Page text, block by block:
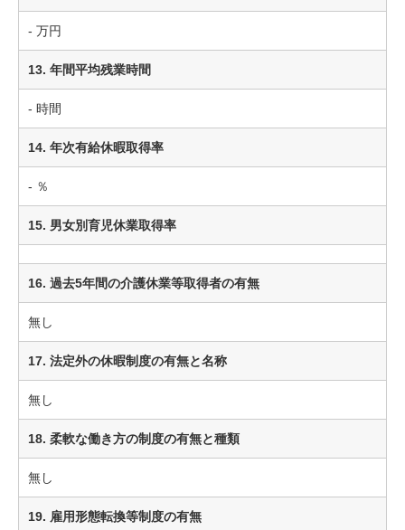
- 万円
13. 年間平均残業時間
- 時間
14. 年次有給休暇取得率
- ％
15. 男女別育児休業取得率
16. 過去5年間の介護休業等取得者の有無
無し
17. 法定外の休暇制度の有無と名称
無し
18. 柔軟な働き方の制度の有無と種類
無し
19. 雇用形態転換等制度の有無